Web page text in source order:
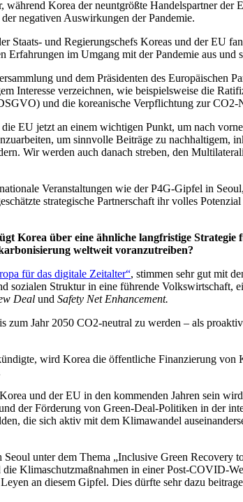
Korea der neuntgrößte Handelspartner
negativen Auswirkungen der Pandemie.
und Regierungschefs Koreas und der EU
im Umgang mit der Pandemie aus
und dem Präsidenten des Europäischen
Interesse verzeichnen, wie beispielsweise die
und die koreanische Verpflichtung zur CO2-
EU jetzt an einem wichtigen Punkt, um nach
um sinnvolle Beiträge zu nachhaltigem,
Wir werden auch danach streben, den
Veranstaltungen wie der P4G-Gipfel in
strategische Partnerschaft ihr volles
Korea über eine ähnliche langfristige
weltweit voranzutreiben?
für das digitale Zeitalter“, stimmen sehr gut mit
sozialen Struktur in eine führende Volkswirtschaft,
Deal und Safety Net Enhancement.
Jahr 2050 CO2-neutral zu werden – als
wird Korea die öffentliche Finanzierung
und der EU in den kommenden Jahren sein
der Förderung von Green-Deal-Politiken in der
die sich aktiv mit dem Klimawandel
unter dem Thema „Inclusive Green Recovery
Klimaschutzmaßnahmen in einer Post-COVID-
an diesem Gipfel. Dies dürfte sehr dazu